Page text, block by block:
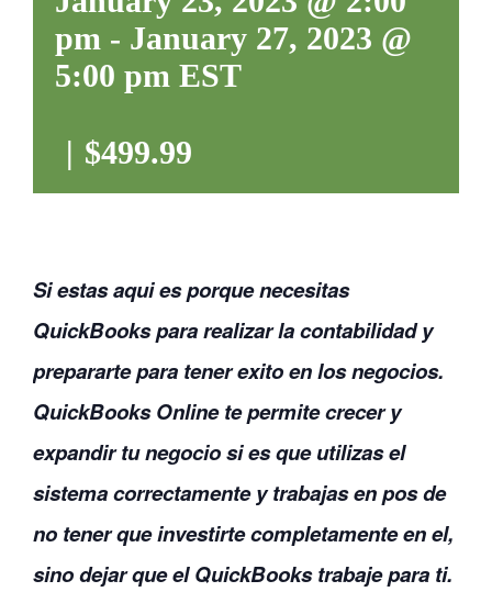
pm - January 27, 2023 @
5:00 pm EST
| $499.99
Si estas aqui es porque necesitas
QuickBooks para realizar la contabilidad y
prepararte para tener exito en los negocios.
QuickBooks Online te permite crecer y
expandir tu negocio si es que utilizas el
sistema correctamente y trabajas en pos de
no tener que investirte completamente en el,
sino dejar que el QuickBooks trabaje para ti.